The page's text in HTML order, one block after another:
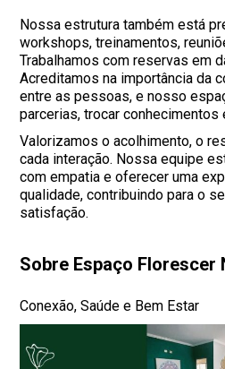
Nossa estrutura também está
workshops, treinamentos,
Trabalhamos com reservas em
Acreditamos na importância da
entre as pessoas, e nosso
parcerias, trocar
Valorizamos o acolhimento, o
cada interação. Nossa equipe
com empatia e oferecer uma
qualidade, contribuindo para o
satisfação.
Sobre Espaço Florescer
Conexão, Saúde e Bem Estar